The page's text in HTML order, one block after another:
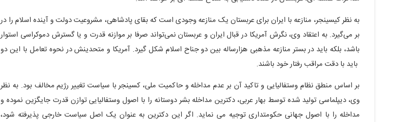
به نظر کیسینجر، منازعه با ایران برای عربستان یک منازعه وجودی است که بقای پادشاهی، مشروعیت دولت و آینده اسلام را در
بر می‌گیرد. به اعتقاد وی، نگرش آمریکا در قبال ایران و عربستان نمی‌تواند صرفا بر موازنه قدرت و یا گسترش دموکراسی استوار
باشد، بلکه باید در بستر منازعه مذهبی هزارساله بین دو جناح اسلام شکل گیرد. آمریکا و متحدینش در نحوه تعامل با این دو
باید با دقت مراقب رفتار خود باشند.
بر اساس منطق نظام وستفالیایی و تاکید آن بر عدم مداخله و حاکمیت ملی، کسینجر با سیاست تغییر رژیم مخالف بود. به نظر
وی، دیپلماسی تولید شده توسط بهار عربی، دکترین مداخله بشر دوستانه را با اصول وستفالیایی توازن قدرت جایگزین نموده و
مداخله را با اصول جهانی حکومتداری توجیه می نماید. اگر این دکترین به عنوان یک اصل سیاست خارجی پذیرفته شود،